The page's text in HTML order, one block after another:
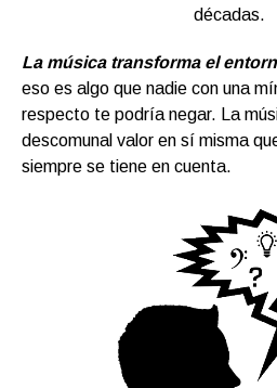
décadas.
La música transforma el
eso es algo que nadie con una
respecto te podría negar. La
descomunal valor en sí misma
siempre se tiene en cuenta.